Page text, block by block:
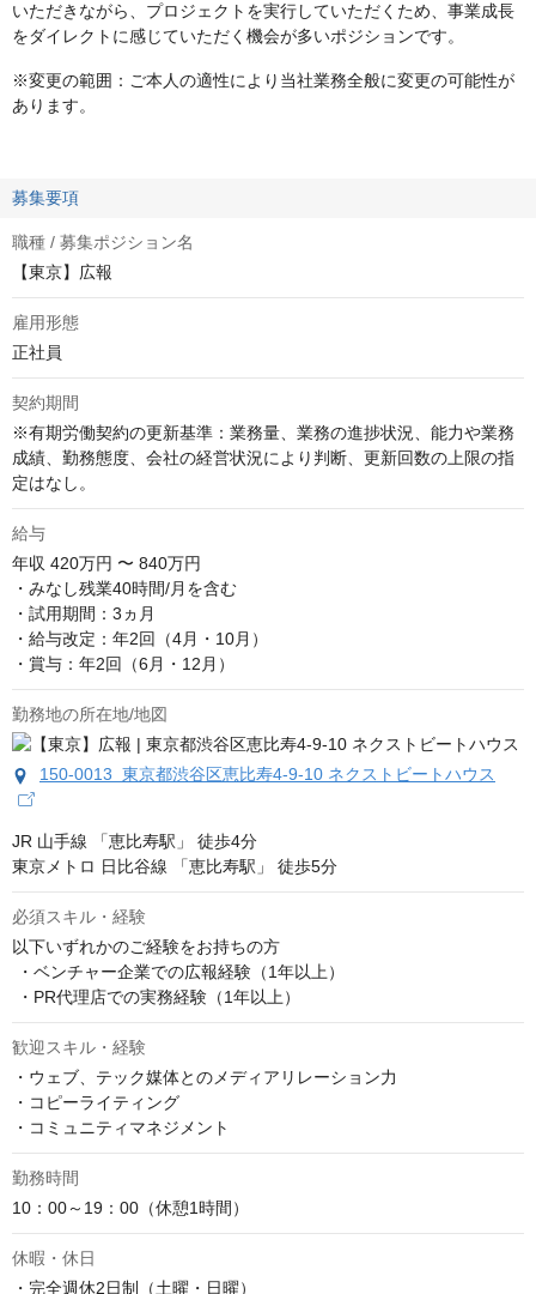
いただきながら、プロジェクトを実行していただくため、事業成長
をダイレクトに感じていただく機会が多いポジションです。
※変更の範囲：ご本人の適性により当社業務全般に変更の可能性が
あります。
募集要項
職種 / 募集ポジション名
【東京】広報
雇用形態
正社員
契約期間
※有期労働契約の更新基準：業務量、業務の進捗状況、能力や業務
成績、勤務態度、会社の経営状況により判断、更新回数の上限の指
定はなし。
給与
年収 420万円 〜 840万円
・みなし残業40時間/月を含む
・試用期間：3ヵ月
・給与改定：年2回（4月・10月）
・賞与：年2回（6月・12月）
勤務地の所在地/地図
150-0013 東京都渋谷区恵比寿4-9-10 ネクストビートハウス
JR 山手線 「恵比寿駅」 徒歩4分
東京メトロ 日比谷線 「恵比寿駅」 徒歩5分
必須スキル・経験
以下いずれかのご経験をお持ちの方
・PR代理店での実務経験（1年以上）
歓迎スキル・経験
・ウェブ、テック媒体とのメディアリレーション力
・コピーライティング
・コミュニティマネジメント
勤務時間
10：00～19：00（休憩1時間）
休暇・休日
・完全週休2日制（土曜・日曜）